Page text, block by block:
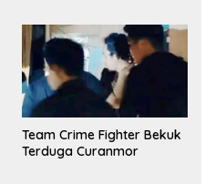
Team Crime Fighter Bekuk
Terduga Curanmor